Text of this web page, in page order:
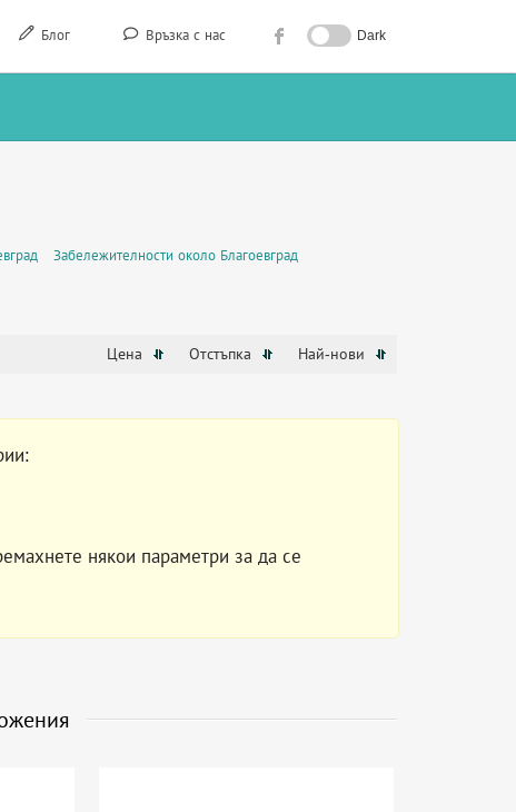
Блог Връзка с нас Dark
Забележителности около Благоевград
Цена Отстъпка Най-нови
някои параметри за да се